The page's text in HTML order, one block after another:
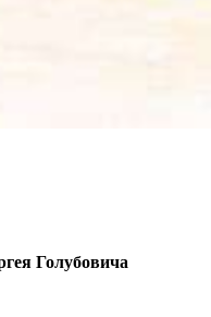
Голубовича